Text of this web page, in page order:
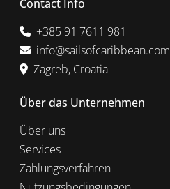
Contact Info
+385 91 7611 981
info@sailsofcaribbean.com
Zagreb, Croatia
Über das Unternehmen
Über uns
Services
Zahlungsverfahren